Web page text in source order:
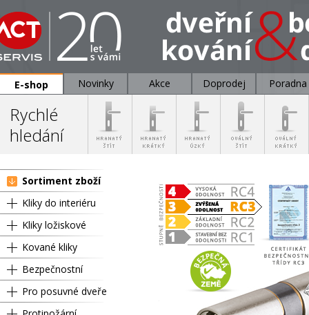
E-shop Novinky Akce Doprodej Poradna
Rychlé
hledání
Sortiment zboží
Kliky do interiéru
Kliky ložiskové
Kované kliky
Bezpečnostní
Pro posuvné dveře